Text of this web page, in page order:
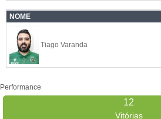
NOME
Tiago Varanda
Performance
12
Vitórias